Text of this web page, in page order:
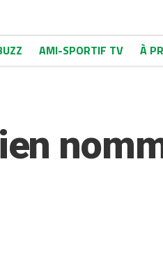
AMI-SPORTIF TV À